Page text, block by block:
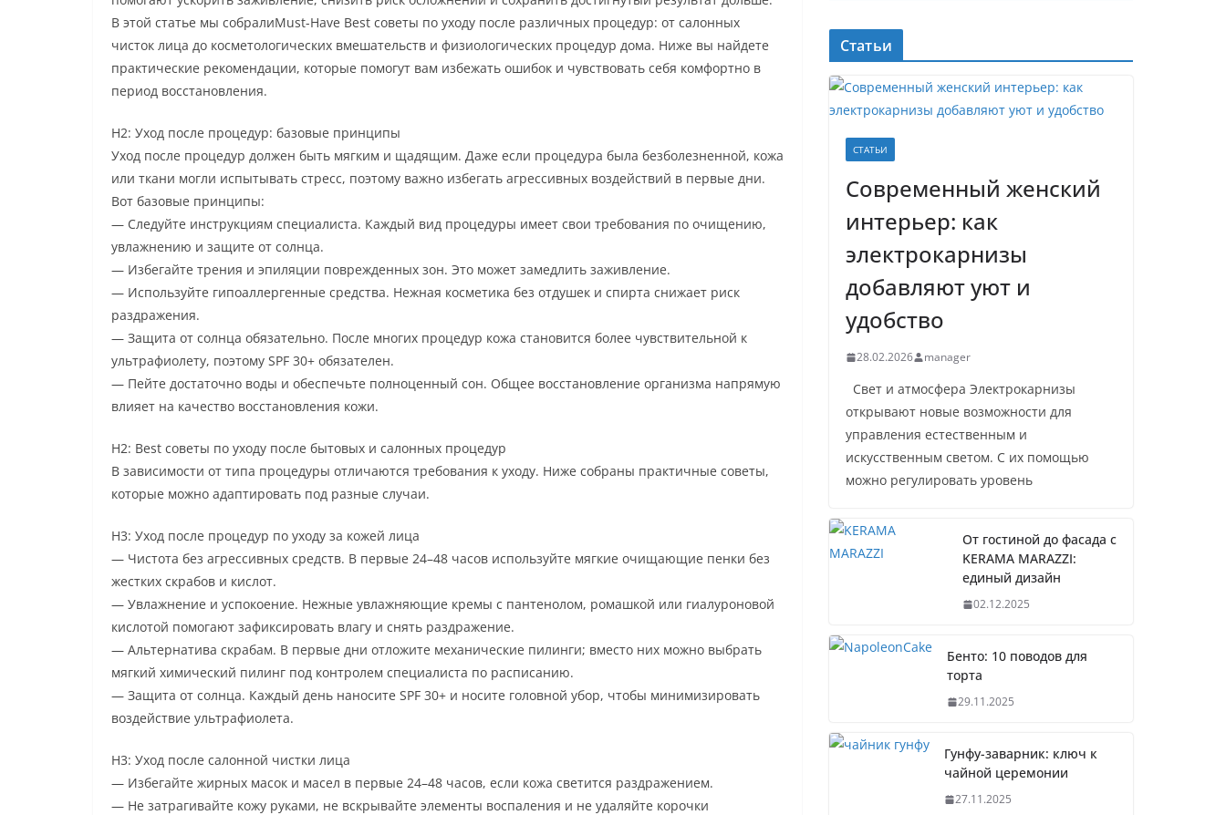
В этой статье мы собралиMust-Have Best советы по уходу после различных процедур: от салонных
чисток лица до косметологических вмешательств и физиологических процедур дома. Ниже вы найдете
практические рекомендации, которые помогут вам избежать ошибок и чувствовать себя комфортно в
период восстановления.
H2: Уход после процедур: базовые принципы
Уход после процедур должен быть мягким и щадящим. Даже если процедура была безболезненной, кожа
или ткани могли испытывать стресс, поэтому важно избегать агрессивных воздействий в первые дни.
Вот базовые принципы:
— Следуйте инструкциям специалиста. Каждый вид процедуры имеет свои требования по очищению,
увлажнению и защите от солнца.
— Избегайте трения и эпиляции поврежденных зон. Это может замедлить заживление.
— Используйте гипоаллергенные средства. Нежная косметика без отдушек и спирта снижает риск
раздражения.
— Защита от солнца обязательно. После многих процедур кожа становится более чувствительной к
ультрафиолету, поэтому SPF 30+ обязателен.
— Пейте достаточно воды и обеспечьте полноценный сон. Общее восстановление организма напрямую
влияет на качество восстановления кожи.
H2: Best советы по уходу после бытовых и салонных процедур
В зависимости от типа процедуры отличаются требования к уходу. Ниже собраны практичные советы,
которые можно адаптировать под разные случаи.
H3: Уход после процедур по уходу за кожей лица
— Чистота без агрессивных средств. В первые 24–48 часов используйте мягкие очищающие пенки без
жестких скрабов и кислот.
— Увлажнение и успокоение. Нежные увлажняющие кремы с пантенолом, ромашкой или гиалуроновой
кислотой помогают зафиксировать влагу и снять раздражение.
— Альтернатива скрабам. В первые дни отложите механические пилинги; вместо них можно выбрать
мягкий химический пилинг под контролем специалиста по расписанию.
— Защита от солнца. Каждый день наносите SPF 30+ и носите головной убор, чтобы минимизировать
воздействие ультрафиолета.
H3: Уход после салонной чистки лица
— Избегайте жирных масок и масел в первые 24–48 часов, если кожа светится раздражением.
— Не затрагивайте кожу руками, не вскрывайте элементы воспаления и не удаляйте корочки
Статьи
СТАТЬИ
Современный женский
интерьер: как
электрокарнизы
добавляют уют и
удобство
28.02.2026 manager
Свет и атмосфера Электрокарнизы
открывают новые возможности для
управления естественным и
искусственным светом. С их помощью
можно регулировать уровень
От гостиной до фасада с
KERAMA MARAZZI:
единый дизайн
02.12.2025
Бенто: 10 поводов для
торта
29.11.2025
Гунфу-заварник: ключ к
чайной церемонии
27.11.2025